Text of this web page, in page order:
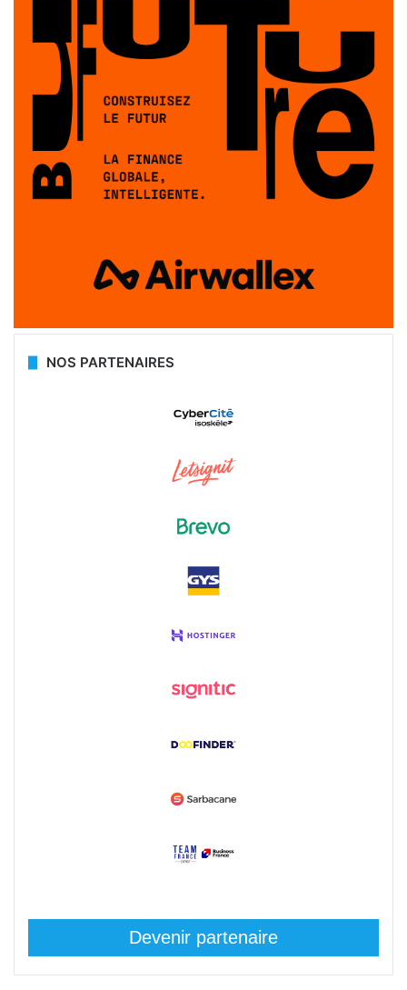
NOS PARTENAIRES
Devenir partenaire